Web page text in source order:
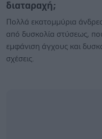
διαταραχή;
Πολλά εκατομμύρια
από δυσκολία στύσεως,
εμφάνιση άγχους και
σχέσεις.